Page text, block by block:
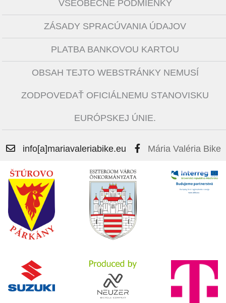
VŠEOBECNÉ PODMIENKY
ZÁSADY SPRACÚVANIA ÚDAJOV
PLATBA BANKOVOU KARTOU
OBSAH TEJTO WEBSTRÁNKY NEMUSÍ
ZODPOVEDAŤ OFICIÁLNEMU STANOVISKU
EURÓPSKEJ ÚNIE.
info[a]mariavaleriabike.eu Mária Valéria Bike